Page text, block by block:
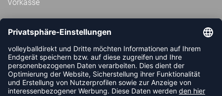
Vorkasse
ABONNIERE JETZT DEN KOSTENLOSEN
VOLLEYBALLDIREKT-NEWSLETTER UND VERPASSE KEINE
NEUIGKEIT ODER AKTION MEHR.
JETZT ANMELDEN